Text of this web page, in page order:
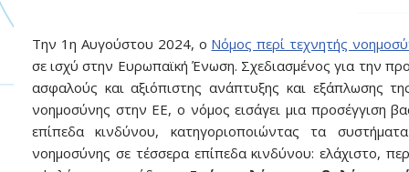
Την 1η Αυγούστου 2024, o Νόμος περί τεχνητής
σε ισχύ στην Ευρωπαϊκή Ένωση. Σχεδιασμένος για την
ασφαλούς και αξιόπιστης ανάπτυξης και εξάπλωσης
νοημοσύνης στην ΕΕ, ο νόμος εισάγει μια προσέγγιση
επίπεδα κινδύνου, κατηγοριοποιώντας τα
νοημοσύνης σε τέσσερα επίπεδα κινδύνου: ελάχιστο,